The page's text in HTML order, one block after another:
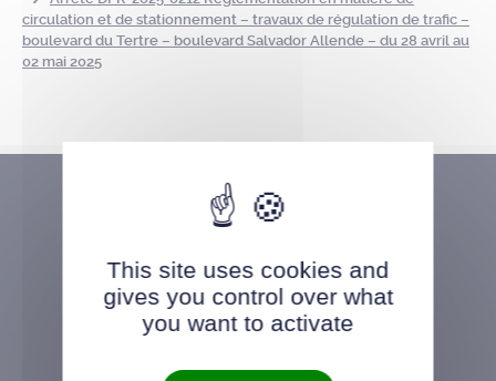
circulation et de stationnement – travaux de régulation de trafic –
boulevard du Tertre – boulevard Salvador Allende – du 28 avril au
02 mai 2025
This site uses cookies and
gives you control over what
you want to activate